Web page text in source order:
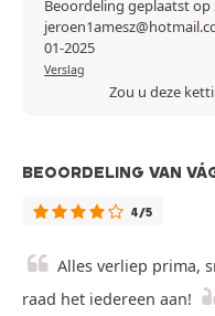
Beoordeling geplaatst op
01-2025
Verslag
Zou u deze
BEOORDELING VAN
4/5
Alles verliep prima,
raad het iedereen aan!